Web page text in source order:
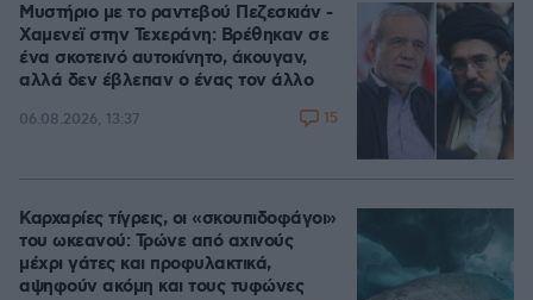
Μυστήριο με το ραντεβού Πεζεσκιάν -
Χαμενεϊ στην Τεχεράνη: Βρέθηκαν σε
ένα σκοτεινό αυτοκίνητο, άκουγαν,
αλλά δεν έβλεπαν ο ένας τον άλλο
06.08.2026, 13:37 15
Καρχαρίες τίγρεις, οι «σκουπιδοφάγοι»
του ωκεανού: Τρώνε από αχινούς
μέχρι γάτες και προφυλακτικά,
αψηφούν ακόμη και τους τυφώνες